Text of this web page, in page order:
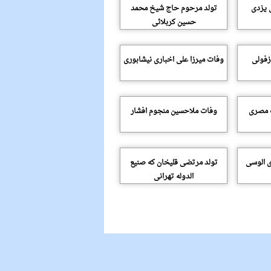
یزدی
تولد مرحوم حاج شیخ محمد
حسین کربلائی
وفات میرزا علی اخباری نیشابوری
مصری وفات ملاحسین منجوم افشار
الوسی
تولد مرتضی قلیخان که صنیع
الدوله تهرانی